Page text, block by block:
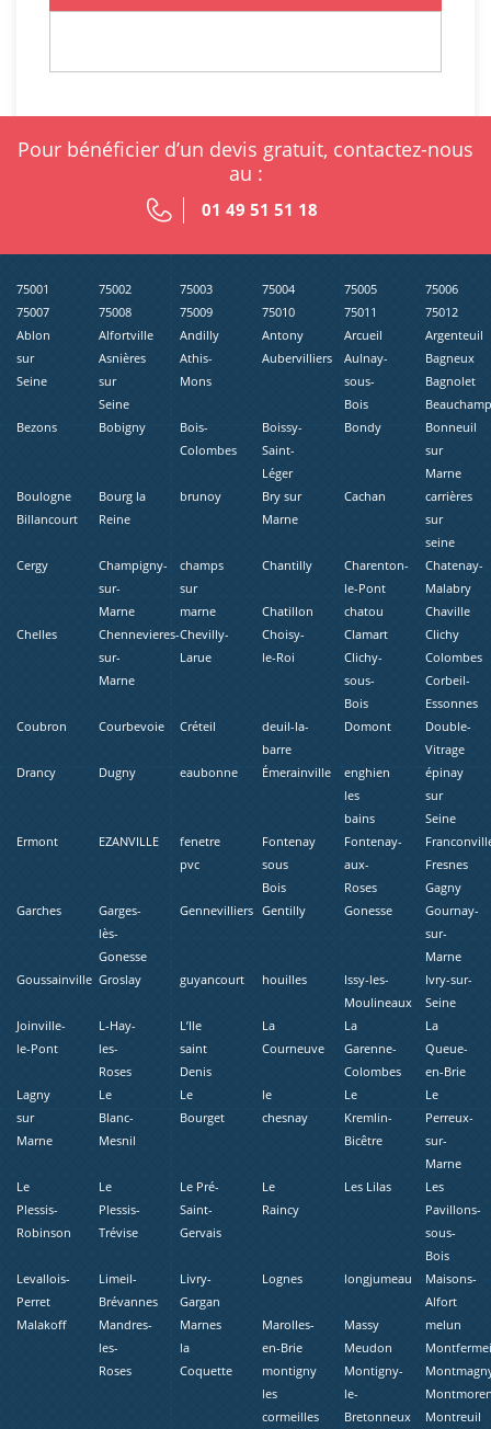
Pour bénéficier d’un devis gratuit, contactez-nous
au :
01 49 51 51 18
75001 75002 75003 75004 75005
75006
75007
75008 75009 75010 75011
75012
Ablon
sur
Seine
Alfortville Andilly Antony Arcueil
Argenteuil
Asnières
sur
Seine
Athis-
Mons
Aubervilliers
Aulnay-
sous-
Bois
Bagneux
Bagnolet
Bezons
Bobigny
Bois-
Colombes
Boissy-
Saint-
Léger
Bondy
Bonneuil
sur
Marne
Boulogne
Billancourt
Bourg la
Reine
brunoy
Bry sur
Marne
Cachan
carrières
sur
seine
Cergy
Champigny-
sur-
Marne
champs
sur
marne
Chantilly
Charenton-
le-Pont
Chatenay-
Malabry
Chatillon
chatou
Chaville
Chelles
Chennevieres-
sur-
Marne
Chevilly-
Larue
Choisy-
le-Roi
Clamart
Clichy
Clichy-
sous-
Bois
Colombes
Corbeil-
Essonnes
Coubron
Courbevoie Créteil
deuil-la-
barre
Domont
Double-
Vitrage
Drancy
Dugny eaubonne Émerainville
enghien
les
bains
épinay
sur
Seine
Ermont
EZANVILLE
fenetre
pvc
Fontenay
sous
Bois
Fontenay-
aux-
Roses
Fresnes
Gagny
Garches
Garges-
lès-
Gonesse
Gennevilliers Gentilly Gonesse
Gournay-
sur-
Marne
Goussainville Groslay guyancourt houilles
Issy-les-
Moulineaux
Ivry-sur-
Seine
Joinville-
le-Pont
L-Hay-
les-
Roses
L’Ile
saint
Denis
La
Courneuve
La
Garenne-
Colombes
La
Queue-
en-Brie
Lagny
sur
Marne
Le
Blanc-
Mesnil
Le
Bourget
le
chesnay
Le
Kremlin-
Bicêtre
Le
Perreux-
sur-
Marne
Le
Plessis-
Robinson
Le
Plessis-
Trévise
Le Pré-
Saint-
Gervais
Le
Raincy
Les Lilas
Les
Pavillons-
sous-
Bois
Levallois-
Perret
Limeil-
Brévannes
Livry-
Gargan
Lognes longjumeau
Maisons-
Alfort
Malakoff
Mandres-
les-
Roses
Marnes
la
Coquette
Marolles-
en-Brie
Massy
melun
Meudon
montigny
les
cormeilles
Montigny-
le-
Bretonneux
Montreuil